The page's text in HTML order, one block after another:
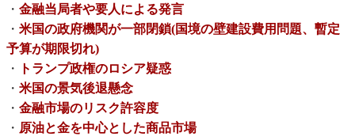
・ 金融当局者や要人による発言
・ 米国の政府機関が一部閉鎖(国境の壁建設費用問題、暫定
予算が期限切れ)
・
トランプ政権のロシア疑惑
・ 米国の景気後退懸念
・ 金融市場のリスク許容度
・ 原油と金を中心とした商品市場